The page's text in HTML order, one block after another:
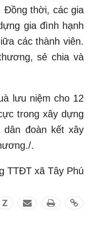
Đồng thời, các gia
gia đình hạnh
các thành viên.
sẻ chia và
lưu niệm cho 12
trong xây dựng
dân đoàn kết xây
.
TTĐT xã Tây Phú
Z